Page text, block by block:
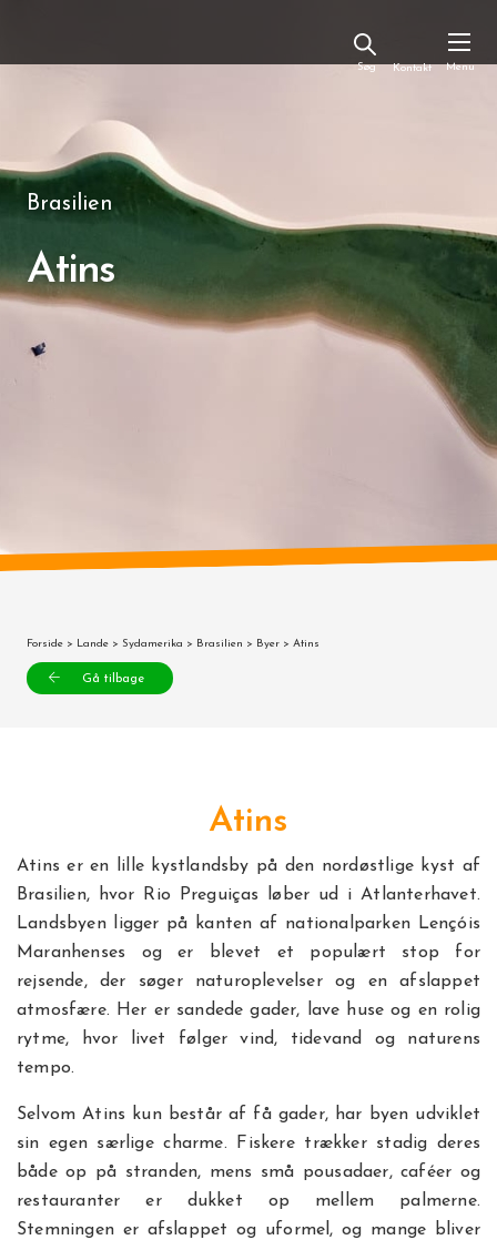
Kontakt
Brasilien
Atins
Forside > Lande > Sydamerika > Brasilien > Byer > Atins
Gå tilbage
Atins
Atins er en lille kystlandsby på den nordøstlige kyst af
Brasilien, hvor Rio Preguiças løber ud i Atlanterhavet.
Landsbyen ligger på kanten af nationalparken Lençóis
Maranhenses og er blevet et populært stop for
rejsende, der søger naturoplevelser og en afslappet
atmosfære. Her er sandede gader, lave huse og en rolig
rytme, hvor livet følger vind, tidevand og naturens
tempo.
Selvom Atins kun består af få gader, har byen udviklet
sin egen særlige charme. Fiskere trækker stadig deres
både op på stranden, mens små pousadaer, caféer og
restauranter er dukket op mellem palmerne.
Stemningen er afslappet og uformel, og mange bliver